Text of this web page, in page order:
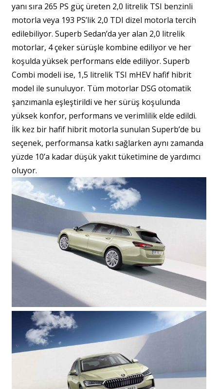
yanı sıra 265 PS güç üreten 2,0 litrelik TSI benzinli
motorla veya 193 PS’lik 2,0 TDI dizel motorla tercih
edilebiliyor. Superb Sedan’da yer alan 2,0 litrelik
motorlar, 4 çeker sürüşle kombine ediliyor ve her
koşulda yüksek performans elde ediliyor. Superb
Combi modeli ise, 1,5 litrelik TSI mHEV hafif hibrit
model ile sunuluyor. Tüm motorlar DSG otomatik
şanzımanla eşleştirildi ve her sürüş koşulunda
yüksek konfor, performans ve verimlilik elde edildi.
İlk kez bir hafif hibrit motorla sunulan Superb’de bu
seçenek, performansa katkı sağlarken aynı zamanda
yüzde 10’a kadar düşük yakıt tüketimine de yardımcı
oluyor.